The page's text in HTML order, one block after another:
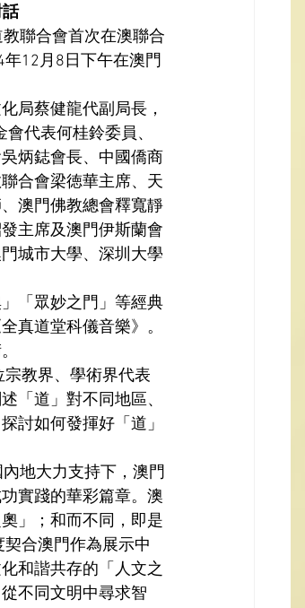
聯合會首次在澳聯合
年12月 8 日下午在澳門
局蔡健龍代副局長，
代表何桂鈴委員、
炳鋕會長、中國僑商
合會梁徳華主席、天
澳門佛教總會釋寬靜
主席及澳門伊斯蘭會
城市大學、深圳大學
「眾妙之門」等經典
真道堂科儀音樂》。
宗教界、學術界代表
「道」對不同地區、
討如何發揮好「道」
地大力支持下，澳門
實踐的華彩篇章。澳
」；和而不同，即是
合澳門作為展示中
和諧共存的「人文之
不同文明中尋求智